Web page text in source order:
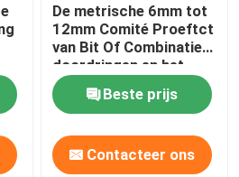
De metrische 6mm tot
12mm Comité Proeftct
van Bit Of Combinatie
doordringen en het
Beetje van de
Versieringsrouter
Beste prijs
Contacteer ons